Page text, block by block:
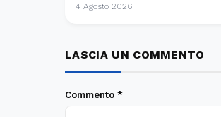
4 Agosto 2026
LASCIA UN COMMENTO
Commento *